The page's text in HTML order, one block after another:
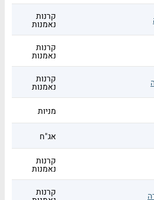
קרנות
נאמנות
קרנות
נאמנות
קרנות
נאמנות
מניות
אג"ח
קרנות
נאמנות
קרנות